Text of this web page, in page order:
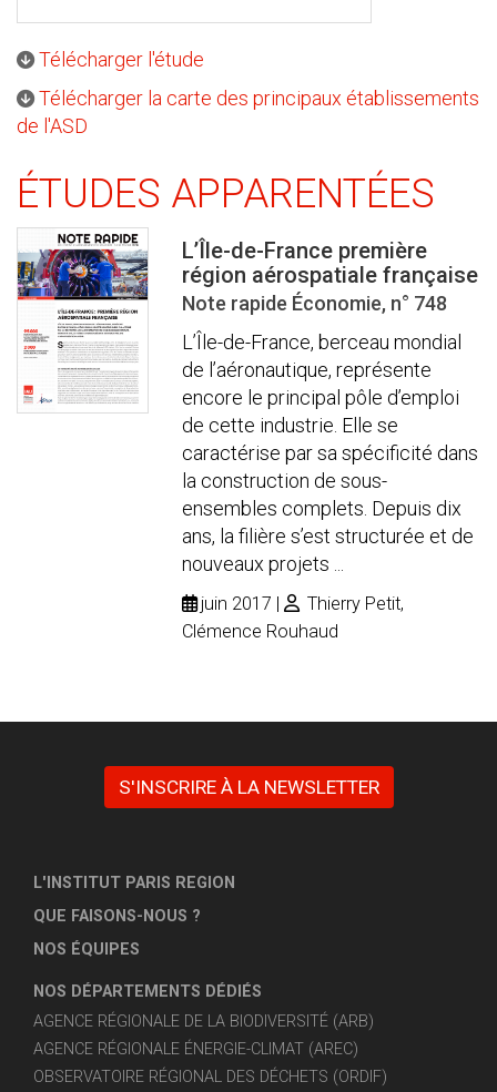
Télécharger l'étude
Télécharger la carte des principaux établissements
de l'ASD
ÉTUDES APPARENTÉES
L’Île-de-France première
région aérospatiale française
Note rapide Économie, n° 748
L’Île-de-France, berceau mondial
de l’aéronautique, représente
encore le principal pôle d’emploi
de cette industrie. Elle se
caractérise par sa spécificité dans
la construction de sous-
ensembles complets. Depuis dix
ans, la filière s’est structurée et de
nouveaux projets ...
juin 2017
Thierry Petit,
Clémence Rouhaud
S'INSCRIRE À LA NEWSLETTER
L'INSTITUT PARIS REGION
QUE FAISONS-NOUS ?
NOS ÉQUIPES
NOS DÉPARTEMENTS DÉDIÉS
AGENCE RÉGIONALE DE LA BIODIVERSITÉ (ARB)
AGENCE RÉGIONALE ÉNERGIE-CLIMAT (AREC)
OBSERVATOIRE RÉGIONAL DES DÉCHETS (ORDIF)